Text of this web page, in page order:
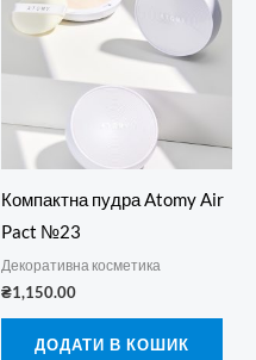
Компактна пудра Atomy Air
Pact №23
Декоративна косметика
₴1,150.00
ДОДАТИ В КОШИК